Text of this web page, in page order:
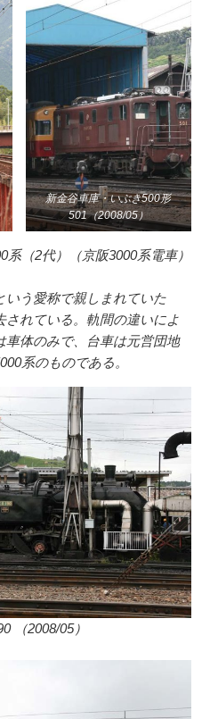
新金谷車庫・いぶき500形
501（2008/05）
（2代）（京阪3000系電車）
いう愛称で親しまれていた
されている。軌間の違いによ
車体のみで、台車は元営団地
系のものである。
（2008/05）